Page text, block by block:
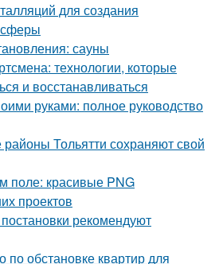
для создания
сауны
технологии, которые
и восстанавливаться
руками: полное руководство
районы Тольятти сохраняют свой
поле: красивые PNG
проектов
рекомендуют
по обстановке квартир для